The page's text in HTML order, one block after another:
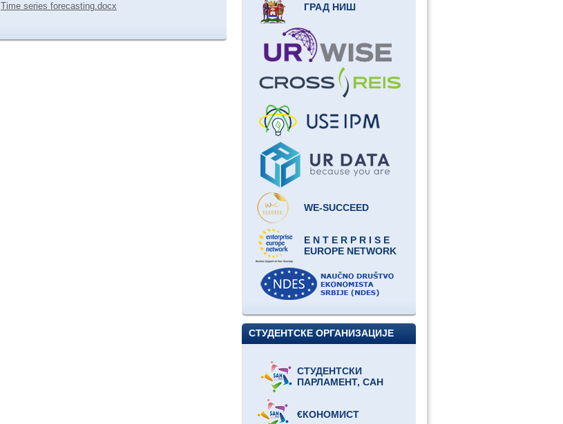
Time series forecasting.docx
ГРАД НИШ
WE-SUCCEED
E N T E R P R I S E
EUROPE NETWORK
СТУДЕНТСКЕ ОРГАНИЗАЦИЈЕ
СТУДЕНТСКИ
ПАРЛАМЕНТ, САН
€КОНОМИСТ